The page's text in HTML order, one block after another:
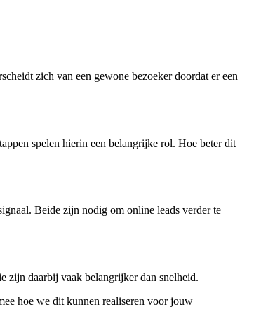
zich van een gewone bezoeker doordat er een
spelen hierin een belangrijke rol. Hoe beter dit
Beide zijn nodig om online leads verder te
zijn daarbij vaak belangrijker dan snelheid.
hoe we dit kunnen realiseren voor jouw